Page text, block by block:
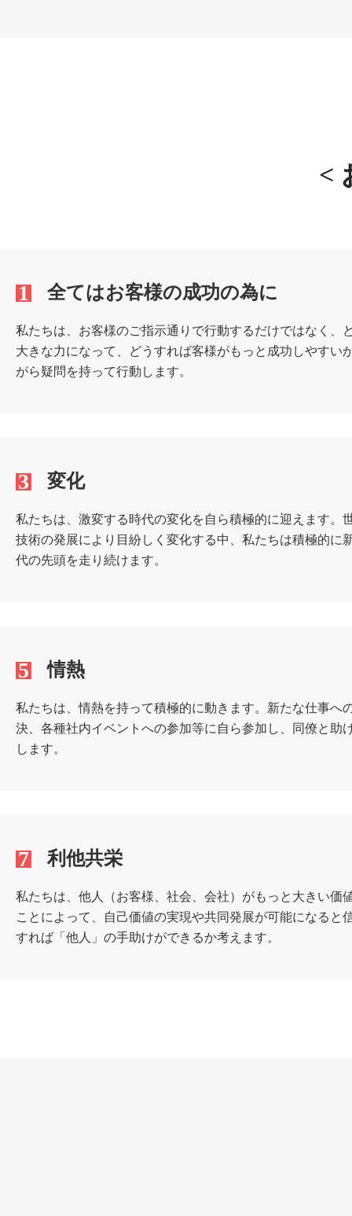
<
1 全てはお客様の成功の為に
私たちは、お客様のご指示通りで行動するだけではなく、
大きな力になって、どうすれば客様がもっと成功しやすい
がら疑問を持って行動します。
3 変化
私たちは、激変する時代の変化を自ら積極的に迎えます。
技術の発展により目紛しく変化する中、私たちは積極的に
代の先頭を走り続けます。
5 情熱
私たちは、情熱を持って積極的に動きます。新たな仕事へ
決、各種社内イベントへの参加等に自ら参加し、同僚と助
します。
7 利他共栄
私たちは、他人（お客様、社会、会社）がもっと大きい価
ことによって、自己価値の実現や共同発展が可能になると
すれば「他人」の手助けができるか考えます。